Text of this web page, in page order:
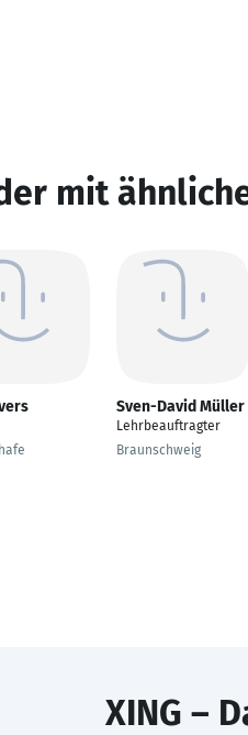
mit
Sven-David Müller
Lehrbeauftragter
Braunschweig
XING –